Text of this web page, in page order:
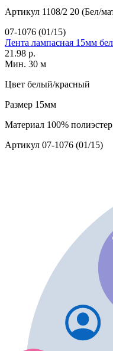
Артикул 1108/2 20 (Бел/
07-1076 (01/15)
Лента лампасная 15мм
21.98 р.
Мин. 30 м
Цвет белый/красный
Размер 15мм
Материал 100% полиэстер
Артикул 07-1076 (01/15)